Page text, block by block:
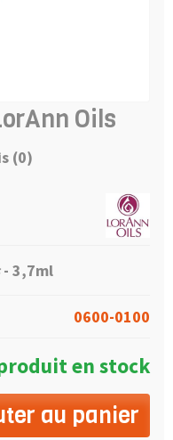
Oils
(0)
- 3,7ml
0600-0100
en stock
au panier